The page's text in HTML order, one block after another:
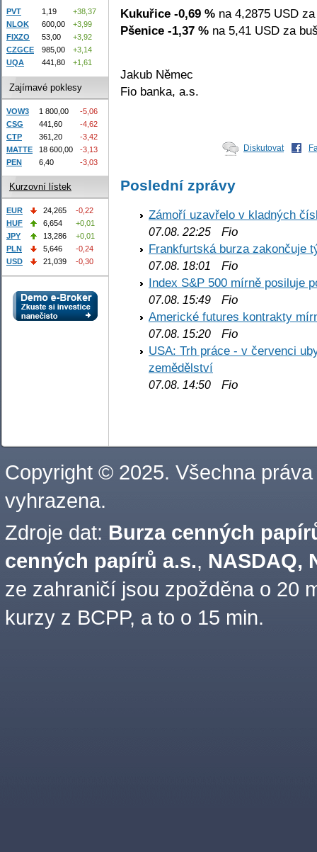
Kukuřice -0,69 % na 4,2875 USD
Pšenice -1,37 % na 5,41 USD za
Jakub Němec
Fio banka, a.s.
Diskutovat
Poslední zprávy
Zámoří uzavřelo v kladných
07.08. 22:25 Fio
Frankfurtská burza zakončuje
07.08. 18:01
Fio
Index S&P 500 mírně posiluje
07.08. 15:49 Fio
Americké futures kontrakty
07.08. 15:20 Fio
USA: Trh práce - v červenci
zemědělství
07.08. 14:50 Fio
PVT 1,19
+38,37
NLOK
600,00
+3,99
FIXZO
53,00
+3,92
CZGCE
985,00
+3,14
UQA
441,80 +1,61
Zajímavé poklesy
VOW3 1 800,00
-5,06
CSG
441,60
-4,62
CTP
361,20
-3,42
MATTE
18 600,00
-3,13
PEN
6,40 -3,03
Kurzovní lístek
EUR 24,265
-0,22
HUF
6,654
+0,01
JPY
13,286
+0,01
PLN
5,646
-0,24
USD
21,039 -0,30
Copyright © 2025. Všechna práva
vyhrazena.
Zdroje dat: Burza cenných
cenných papírů a.s., NASDAQ,
ze zahraničí jsou zpožděna o 20
kurzy z BCPP, a to o 15 min.